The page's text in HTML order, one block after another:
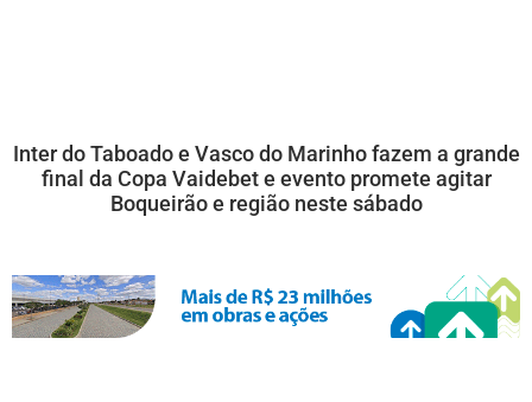
Inter do Taboado e Vasco do Marinho fazem a grande
final da Copa Vaidebet e evento promete agitar
Boqueirão e região neste sábado